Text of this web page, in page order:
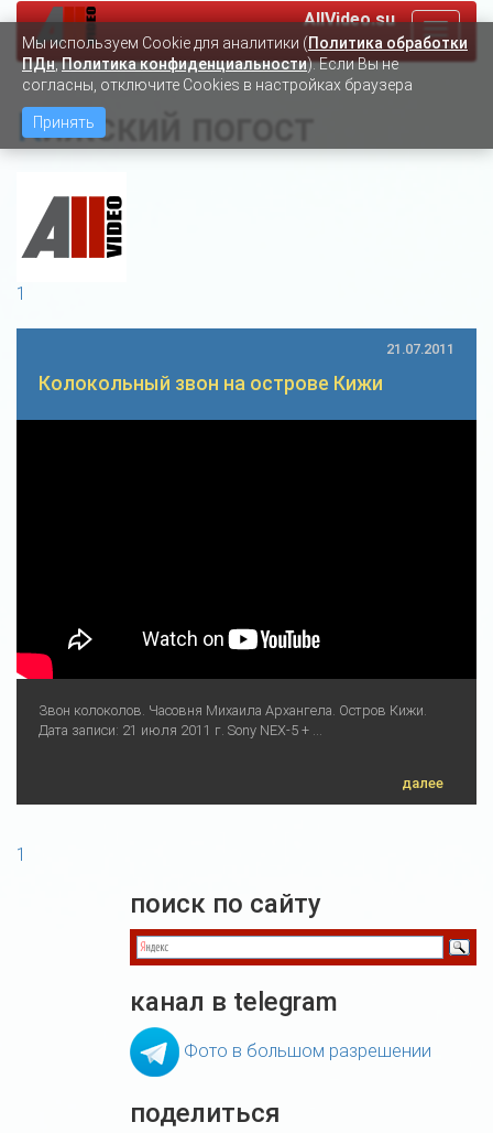
AllVideo.su
Кижский погост
1
21.07.2011
Колокольный звон на острове Кижи
Звон колоколов. Часовня Михаила Архангела. Остров Кижи.
Дата записи: 21 июля 2011 г. Sony NEX-5 + ...
далее
1
поиск по сайту
канал в telegram
Фото в большом разрешении
поделиться
Мы используем Сookie для аналитики (Политика обработки
ПДн,Политика конфиденциальности). Если Вы не
согласны, отключите Cookies в настройках браузера
Принять